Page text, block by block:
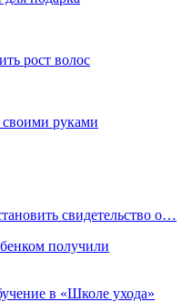
рост волос
руками
свидетельство о…
получили
в «Школе ухода»